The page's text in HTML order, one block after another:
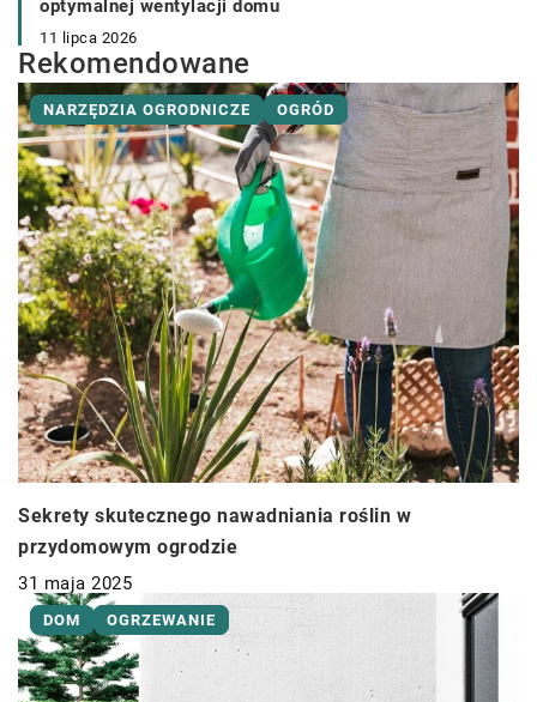
optymalnej wentylacji domu
11 lipca 2026
Rekomendowane
NARZĘDZIA OGRODNICZE OGRÓD
Sekrety skutecznego nawadniania roślin w
przydomowym ogrodzie
31 maja 2025
DOM OGRZEWANIE